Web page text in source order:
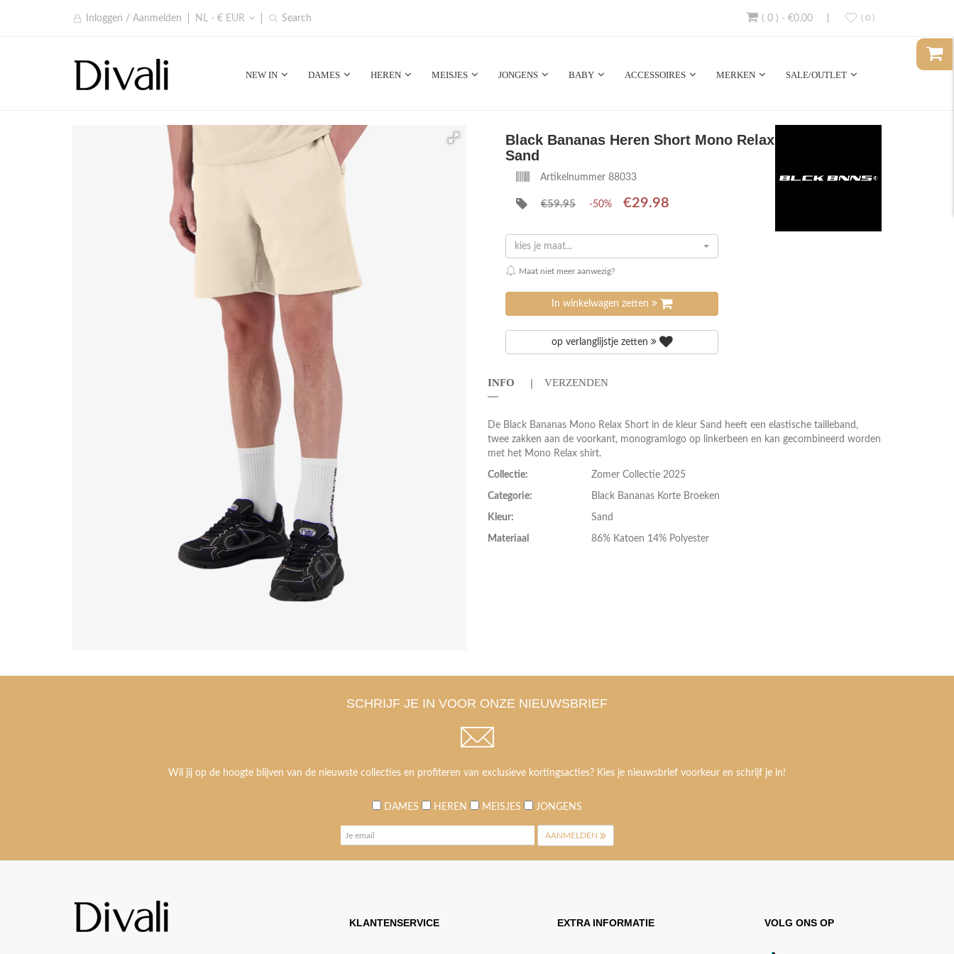
Inloggen / Aanmelden NL - € EUR Search ( 0 )
( 0 ) - €0.00
NEW IN DAMES HEREN MEISJES JONGENS BABY ACCESSOIRES MERKEN SALE/OUTLET
Black Bananas Heren Short Mono Relax
Sand
Artikelnummer 88033
€59.95 -50% €29.98
kies je maat...
Maat niet meer aanwezig?
In winkelwagen zetten
op verlanglijstje zetten
INFO VERZENDEN
De Black Bananas Mono Relax Short in de kleur Sand heeft een elastische tailleband,
twee zakken aan de voorkant, monogramlogo op linkerbeen en kan gecombineerd worden
met het Mono Relax shirt.
Collectie: Zomer Collectie 2025
Categorie: Black Bananas Korte Broeken
Kleur: Sand
Materiaal 86% Katoen 14% Polyester
SCHRIJF JE IN VOOR ONZE NIEUWSBRIEF
Wil jij op de hoogte blijven van de nieuwste collecties en profiteren van exclusieve kortingsacties? Kies je nieuwsbrief voorkeur en schrijf je in!
DAMES HEREN MEISJES JONGENS
AANMELDEN
KLANTENSERVICE EXTRA INFORMATIE VOLG ONS OP